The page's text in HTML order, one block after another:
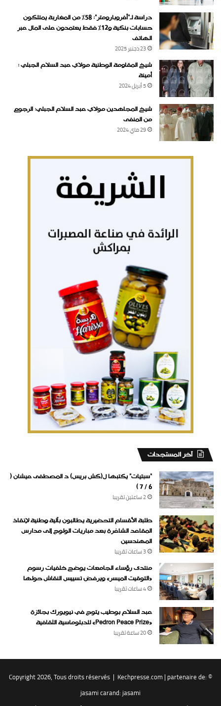
دراسة لـ“أفروبارومتر”: 58٪ من المغاربة يمتلكون
حسابات بنكية و12٪ فقط يعتمدون على المال عبر
الهاتف
23 دجنبر 2025
شيخ المقاومة الوطنية مولاي عبد السلام الجبلي :
أمينة
5 أبريل 2024
شيخ المجاهدين مولاي عبد السلام الجبلي: الرجوع
من المنفى
29 ماي 2024
‏آخر المستجدات
“سبتيات” يكتبها ل(كش بريس) د المصطفى عيشان (
6 / 7 )
2 ساعتين ‏تقريبا
طلبة الأقسام التحضيرية يطالبون بآلية وطنية لإنقاذ
المقاعد الشاغرة بعد مباريات الولوج إلى مدارس
المهندسين
3 ساعات ‏تقريبا
منتدى رؤساء الجامعات يوضح خلفيات رسوم
«التوقيت الميسر» ويرفض تسييس النقاش حولها
4 ساعات ‏تقريبا
عبد السلام بوطيب يتوج في نيويورك بجائزة
«Pedron Peace Prize» للدبلوماسية الثقافية
20 ساعة ‏تقريبا
© Copyright 2026, Tous droits réservés |
Kechpresse.com | partenaire de:
jasami carand:jasami